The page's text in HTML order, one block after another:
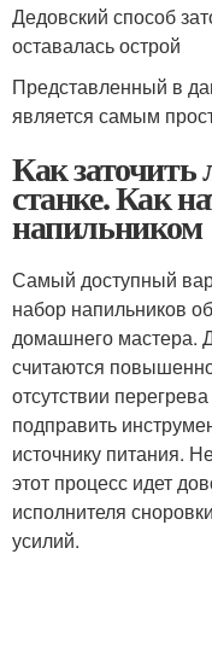
Дедовский способ
оставалась острой
Представленный в
является самым
Как заточить
станке. Как
напильником
Самый доступный
набор напильников
домашнего мастера.
считаются
отсутствии
подправить
источнику питания.
этот процесс идет
исполнителя
усилий.